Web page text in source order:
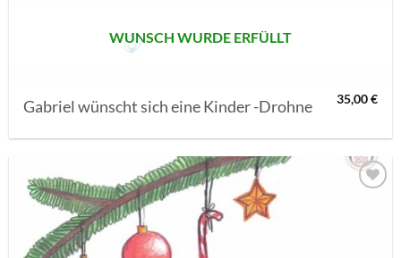
WUNSCH WURDE ERFÜLLT
Gabriel wünscht sich eine Kinder -Drohne 35,00€